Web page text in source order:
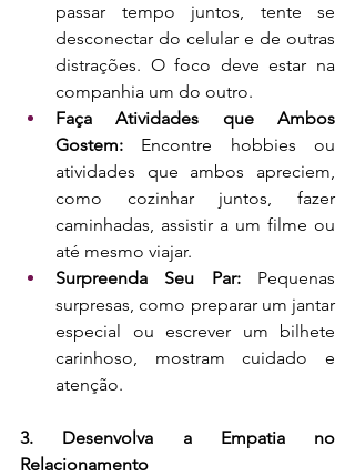
passar tempo juntos, tente se
desconectar do celular e de outras
distrações. O foco deve estar na
companhia um do outro.
Faça Atividades que Ambos
Gostem: Encontre hobbies ou
atividades que ambos apreciem,
como cozinhar juntos, fazer
caminhadas, assistir a um filme ou
até mesmo viajar.
Surpreenda Seu Par: Pequenas
surpresas, como preparar um jantar
especial ou escrever um bilhete
carinhoso, mostram cuidado e
atenção.
3. Desenvolva a Empatia no
Relacionamento